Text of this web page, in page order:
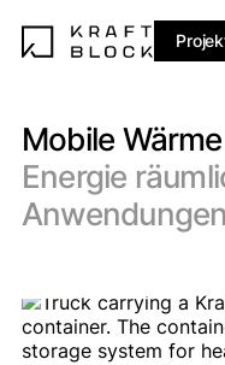
Mobile
Energie